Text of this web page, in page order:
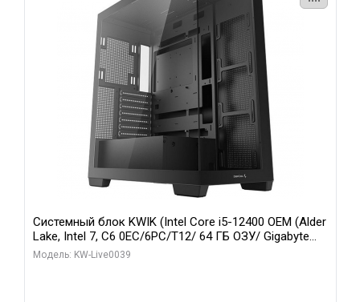
Системный блок KWIK (Intel Core i5-12400 OEM (Alder
Lake, Intel 7, C6 0EC/6PC/T12/ 64 ГБ ОЗУ/ Gigabyte
RX6500XT EAGLE 4G GDDR6 64bit HDMI DP 31055/ 512
Модель: KW-Live0039